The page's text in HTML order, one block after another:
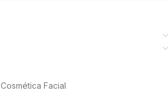
Cosmética Facial